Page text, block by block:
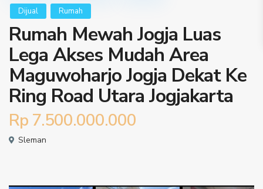
Dijual Rumah
Rumah Mewah Jogja Luas
Lega Akses Mudah Area
Maguwoharjo Jogja Dekat Ke
Ring Road Utara Jogjakarta
Rp 7.500.000.000
Sleman